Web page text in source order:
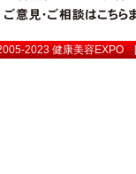
2023健康美容EXPO[